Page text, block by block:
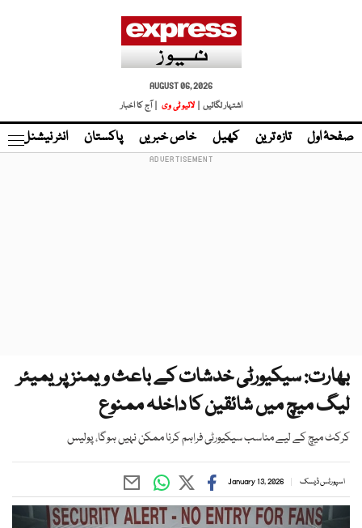
AUGUST 06, 2026
اشتہار لگائیں |
لائیو ٹی وی | آج کا اخبار
صفحۂ اول تازہ ترین کھیل خاص خبریں پاکستان انٹر نیشنل
بھارت: سیکیورٹی خدشات کے باعث ویمنز پریمیئر
لیگ میچ میں شائقین کا داخلہ ممنوع
کرکٹ میچ کے لیے مناسب سیکیورٹی فراہم کرنا ممکن نہیں ہوگا، پولیس
اسپورٹس ڈیسک January 13, 2026